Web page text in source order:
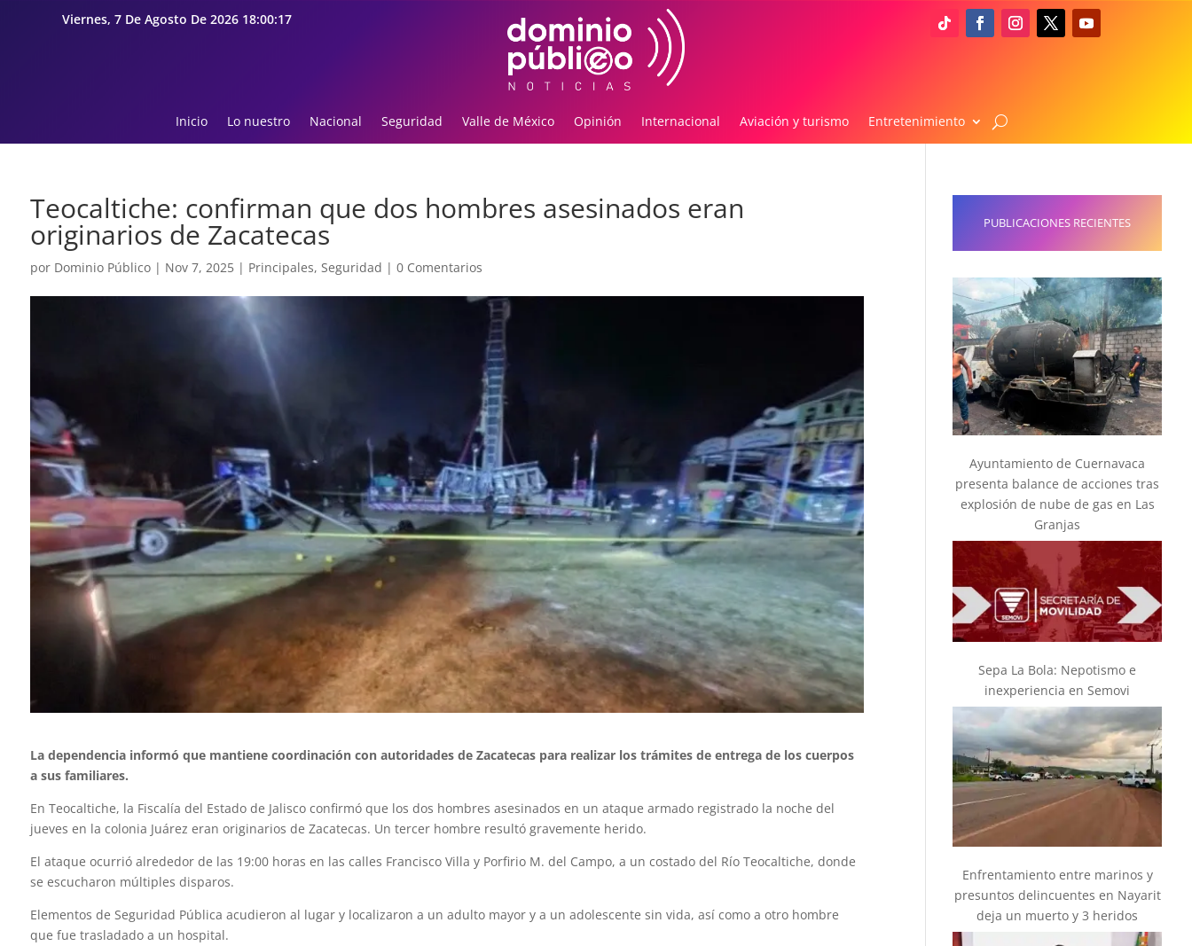
Viernes, 7 De Agosto De 2026 18:00:18
Inicio Lo nuestro Nacional Seguridad Valle de México Opinión Internacional Aviación y turismo Entretenimiento
Teocaltiche: confirman que dos hombres asesinados eran
originarios de Zacatecas
por Dominio Público| Nov 7, 2025| Principales, Seguridad | 0 Comentarios
La dependencia informó que mantiene coordinación con autoridades de Zacatecas para realizar los trámites de entrega de los cuerpos
a sus familiares.
En Teocaltiche, la Fiscalía del Estado de Jalisco confirmó que los dos hombres asesinados en un ataque armado registrado la noche del
jueves en la colonia Juárez eran originarios de Zacatecas. Un tercer hombre resultó gravemente herido.
El ataque ocurrió alrededor de las 19:00 horas en las calles Francisco Villa y Porfirio M. del Campo, a un costado del Río Teocaltiche, donde
se escucharon múltiples disparos.
Elementos de Seguridad Pública acudieron al lugar y localizaron a un adulto mayor y a un adolescente sin vida, así como a otro hombre
que fue trasladado a un hospital.
PUBLICACIONES RECIENTES
Ayuntamiento de Cuernavaca
presenta balance de acciones tras
explosión de nube de gas en Las
Granjas
Sepa La Bola: Nepotismo e
inexperiencia en Semovi
Enfrentamiento entre marinos y
presuntos delincuentes en Nayarit
deja un muerto y 3 heridos